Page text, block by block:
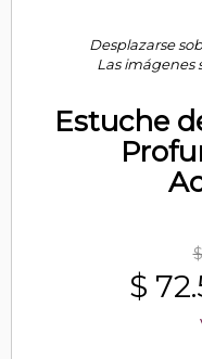
Desplazarse
Las imágenes
Estuche
$